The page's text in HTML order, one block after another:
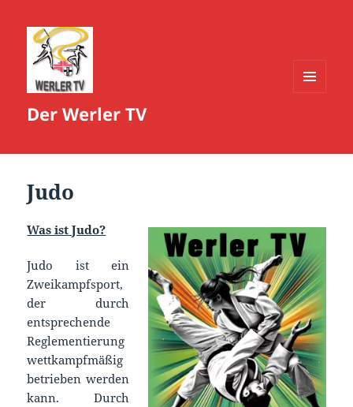
Der Werler TV
Judo
Was ist Judo?
Judo ist ein
Zweikampfsport,
der durch
entsprechende
Reglementierung
wettkampfmäßig
betrieben werden
kann. Durch